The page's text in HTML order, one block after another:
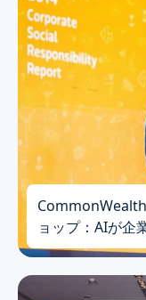
ョップ：AIが企